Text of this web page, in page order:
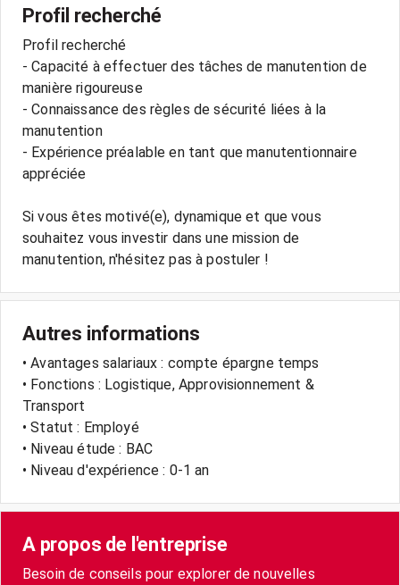
Profil recherché
Profil recherché
- Capacité à effectuer des tâches de manutention de
manière rigoureuse
- Connaissance des règles de sécurité liées à la
manutention
- Expérience préalable en tant que manutentionnaire
appréciée
Si vous êtes motivé(e), dynamique et que vous
souhaitez vous investir dans une mission de
Autres informations
• Avantages salariaux : compte épargne temps
• Fonctions : Logistique, Approvisionnement &
Transport
• Statut : Employé
• Niveau étude : BAC
• Niveau d'expérience : 0-1 an
A propos de l'entreprise
Besoin de conseils pour explorer de nouvelles